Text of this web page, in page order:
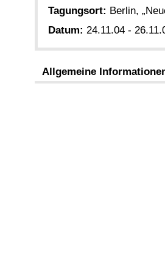
Tagungsort: Berlin,
Datum: 24.11.04 -
Allgemeine